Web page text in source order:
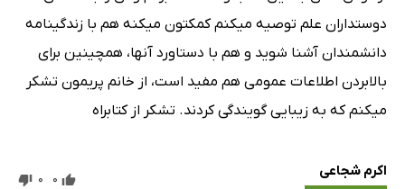
دوستداران علم توصیه میکنم کمکتون میکنه هم با زندگینامه
دانشمندان آشنا شوید و هم با دستاورد آنها، همچینین برای
بالابردن اطلاعات عمومی هم مفید است، از خانم پریمون تشکر
میکنم که به زیبایی گویندگی کردند. تشکر از کتابراه
اکرم شجاعی 0
0